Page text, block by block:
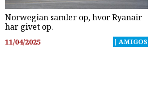
Norwegian samler op, hvor Ryanair
har givet op.
11/04/2025 | AMIGOS